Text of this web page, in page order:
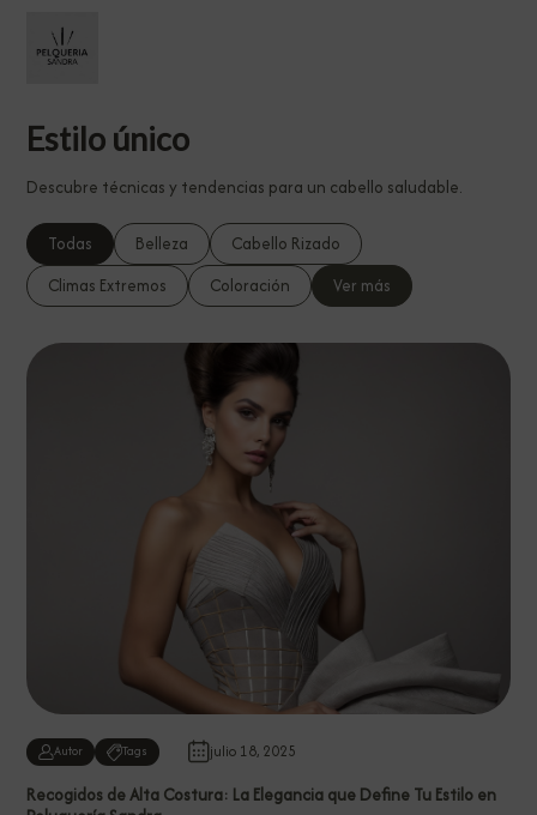
Estilo único
Descubre técnicas y tendencias para un cabello saludable.
Todas Belleza
Cabello Rizado
Climas Extremos
Coloración Ver más
Autor Tags julio 18, 2025
Recogidos de Alta Costura: La Elegancia que Define Tu Estilo en